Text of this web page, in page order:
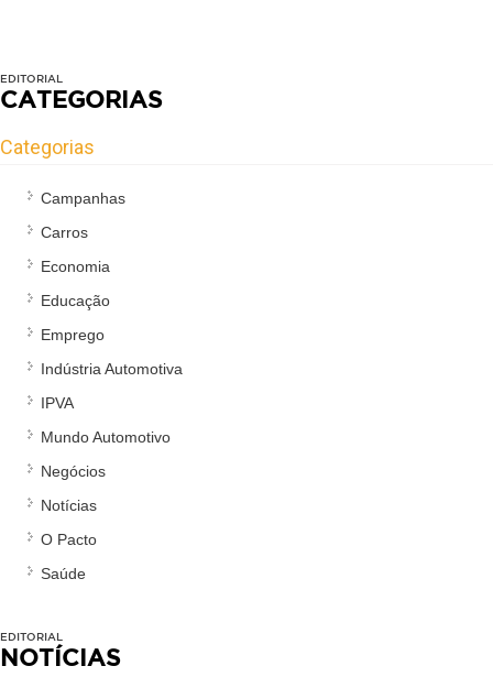
EDITORIAL
CATEGORIAS
Categorias
Campanhas
Carros
Economia
Educação
Emprego
Indústria Automotiva
IPVA
Mundo Automotivo
Negócios
Notícias
O Pacto
Saúde
EDITORIAL
NOTÍCIAS